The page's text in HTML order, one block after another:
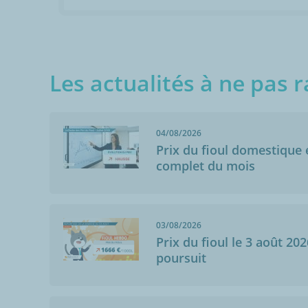
Les actualités à ne pas
04/08/2026
Prix du fioul domestique
complet du mois
03/08/2026
Prix du fioul le 3 août
poursuit
27/01/2016